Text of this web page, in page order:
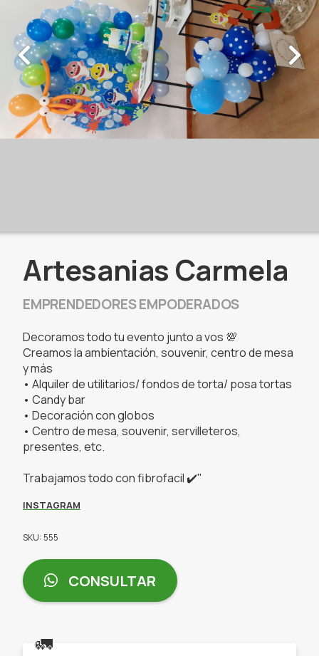
Artesanias Carmela
EMPRENDEDORES EMPODERADOS
Decoramos todo tu evento junto a vos 💯
Creamos la ambientación, souvenir, centro de mesa
y más
• Alquiler de utilitarios/ fondos de torta/ posa tortas
• Candy bar
• Decoración con globos
• Centro de mesa, souvenir, servilleteros,
presentes, etc.
Trabajamos todo con fibrofacil ✔️"
INSTAGRAM
SKU: 555
CONSULTAR
🚛